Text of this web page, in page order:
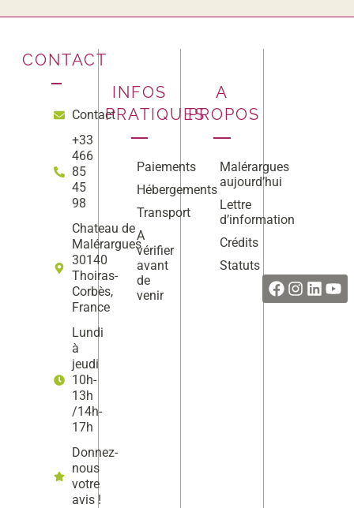
CONTACT
Contact
+33
466
85
45
98
Chateau de
Malérargues
30140
Thoiras-
Corbès,
France
Lundi
à
jeudi
10h-
13h
/14h-
17h
Donnez-
nous
votre
avis !
INFOS
PRATIQUES
Paiements
Hébergements
Transport
A
vérifier
avant
de
venir
A
PROPOS
Malérargues
aujourd’hui
Lettre
d’information
Crédits
Statuts